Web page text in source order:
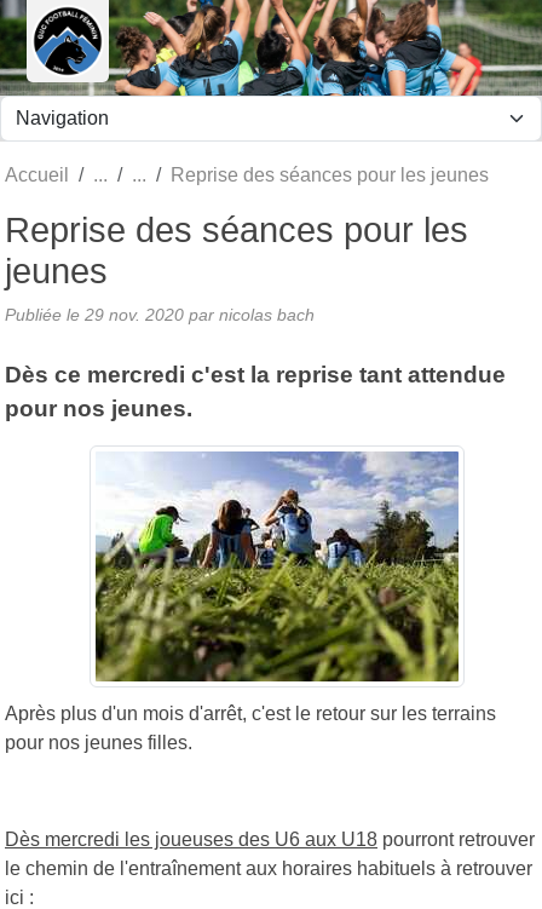
Accueil Reprise des séances pour les jeunes
Reprise des séances pour les
jeunes
Publiée le 29 nov. 2020 par nicolas bach
Dès ce mercredi c'est la reprise tant attendue
pour nos jeunes.
Après plus d'un mois d'arrêt, c'est le retour sur les terrains
pour nos jeunes filles.
Dès mercredi les joueuses des U6 aux U18 pourront retrouver
le chemin de l'entraînement aux horaires habituels à retrouver
ici :
Panneau de gestion des cookies